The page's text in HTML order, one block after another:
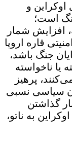
اوکراین و
است؛
افزایش شمار
قاره اروپا
جنگ باشد،
یا ناخواسته
پرهیز
سیاسی نسبی
گذاشتن
به ناتو،